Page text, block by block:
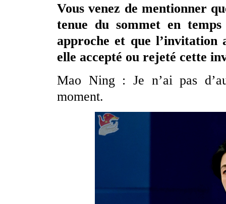
Vous venez de mentionner
tenue du sommet en
approche et que
elle accepté ou rejeté cette
Mao Ning : Je n’ai pas
moment.